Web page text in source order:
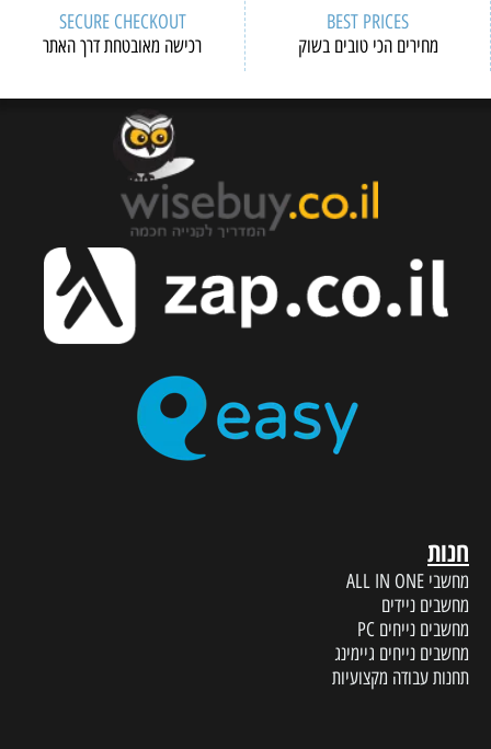
BEST PRICES
מחירים הכי טובים בשוק
SECURE CHECKOUT
רכישה מאובטחת דרך האתר
חנות
מחשבי ALL IN ONE
מחשבים ניידים
מחשבים נייחים PC
מחשבים נייחים גיימינג
תחנות עבודה מקצועיות